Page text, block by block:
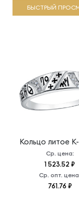
БЫСТРЫЙ
Кольцо литое
Ср. цена:
1 523.52 ₽
Ср. опт.
761.76 ₽